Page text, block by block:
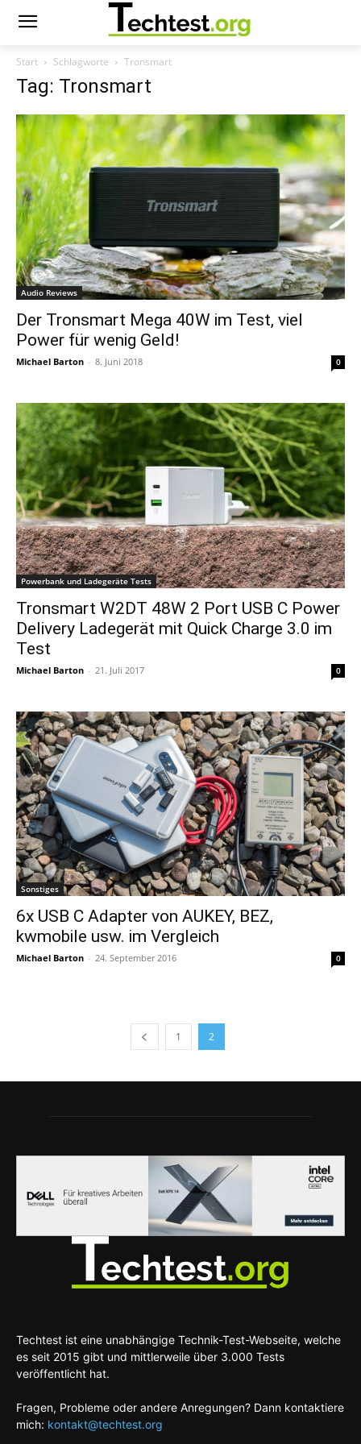
Start Schlagworte Tronsmart
Tag: Tronsmart
Audio Reviews
Der Tronsmart Mega 40W im Test, viel
Power für wenig Geld!
Michael Barton - 8. Juni 2018 0
Powerbank und Ladegeräte Tests
Tronsmart W2DT 48W 2 Port USB C Power
Delivery Ladegerät mit Quick Charge 3.0 im
Test
Michael Barton - 21. Juli 2017 0
Sonstiges
6x USB C Adapter von AUKEY, BEZ,
kwmobile usw. im Vergleich
Michael Barton - 24. September 2016 0
1 2
Techtest ist eine unabhängige Technik-Test-Webseite, welche
es seit 2015 gibt und mittlerweile über 3.000 Tests
veröffentlicht hat.
Fragen, Probleme oder andere Anregungen? Dann kontaktiere
mich: kontakt@techtest.org